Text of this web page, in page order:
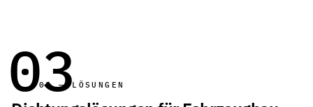
03
03 — LÖSUNGEN